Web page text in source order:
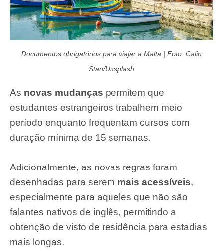
Documentos obrigatórios para viajar a Malta | Foto: Calin
Stan/Unsplash
As novas mudanças permitem que
estudantes estrangeiros trabalhem meio
período enquanto frequentam cursos com
duração mínima de 15 semanas.
Adicionalmente, as novas regras foram
desenhadas para serem mais acessíveis,
especialmente para aqueles que não são
falantes nativos de inglês, permitindo a
obtenção de visto de residência para estadias
mais longas.